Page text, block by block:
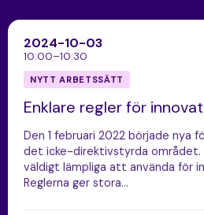
2024-10-03
10:00–10:30
NYTT ARBETSSÄTT
Enklare regler för
Den 1 februari 2022 började nya
det icke-direktivstyrda området.
väldigt lämpliga att använda för
Reglerna ger stora…